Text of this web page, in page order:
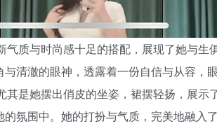
质与时尚感十足的搭配，展现了她与
清澈的眼神，透露着一份自信与从容，
是她摆出俏皮的坐姿，裙摆轻扬，展
氛围中。她的打扮与气质，完美地融入